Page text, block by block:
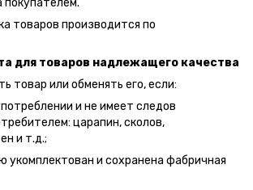
покупателем.
товаров производится по
для товаров надлежащего качества
товар или обменять его, если:
и не имеет следов
царапин, сколов,
и т.д.;
укомплектован и сохранена фабричная